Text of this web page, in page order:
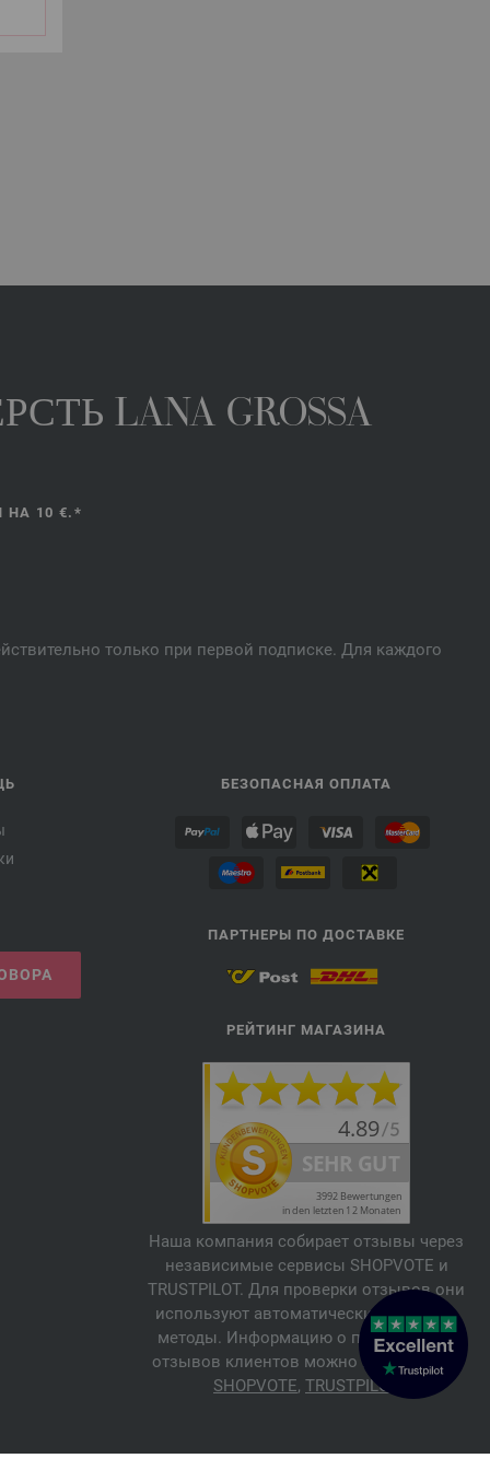
LANA GROSSA
10 €.*
только при первой подписке. Для каждого
БЕЗОПАСНАЯ ОПЛАТА
ПАРТНЕРЫ ПО ДОСТАВКЕ
РЕЙТИНГ МАГАЗИНА
Наша компания собирает отзывы через
независимые сервисы SHOPVOTE и
TRUSTPILOT. Для проверки отзывов они
используют автоматические и ручные
методы. Информацию о подлинности
отзывов клиентов можно найти здесь:
SHOPVOTE, TRUSTPILOT